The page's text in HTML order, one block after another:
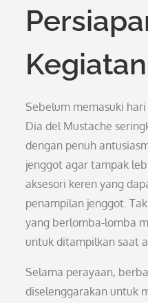
Sebelum memasuki
Dia del Mustache
dengan penuh
jenggot agar tampak
aksesori keren yang
penampilan jenggot.
yang berlomba-lomba
untuk ditampilkan saat
Selama perayaan,
diselenggarakan untuk